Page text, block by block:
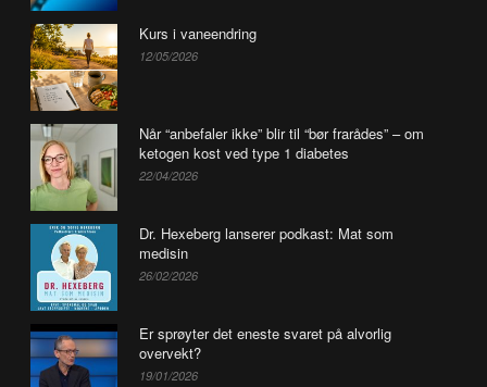
Kurs i vaneendring
12/05/2026
Når “anbefaler ikke” blir til “bør frarådes” – om
ketogen kost ved type 1 diabetes
22/04/2026
Dr. Hexeberg lanserer podkast: Mat som
medisin
26/02/2026
Er sprøyter det eneste svaret på alvorlig
overvekt?
19/01/2026